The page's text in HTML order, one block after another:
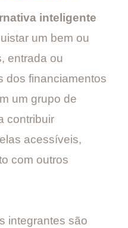
inteligente
um bem ou
entrada ou
dos financiamentos
um grupo de
contribuir
acessíveis,
com outros
integrantes são